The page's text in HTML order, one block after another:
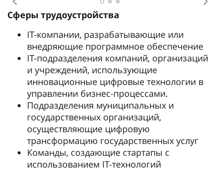
Предыдущее
Сферы трудоустройства
IT-компании, разрабатывающие или
внедряющие программное обеспечение
IT-подразделения компаний, организаций
и учреждений, использующие
инновационные цифровые технологии в
управлении бизнес-процессами.
Подразделения муниципальных и
государственных организаций,
осуществляющие цифровую
трансформацию государственных услуг
Команды, создающие стартапы с
использованием IT-технологий